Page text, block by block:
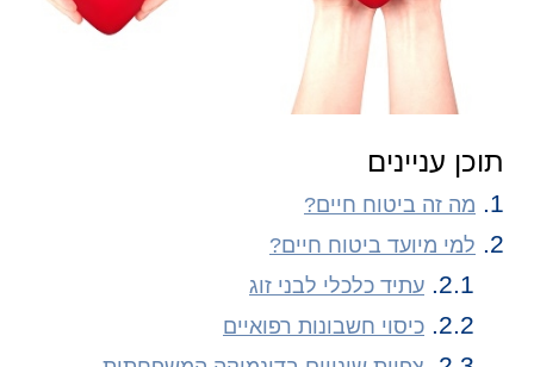
תוכן עניינים
מה זה ביטוח חיים?
למי מיועד ביטוח חיים?
עתיד כלכלי לבני זוג
כיסוי חשבונות רפואיים